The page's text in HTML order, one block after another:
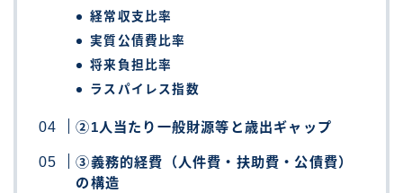
経常収支比率
実質公債費比率
将来負担比率
ラスパイレス指数
②1人当たり一般財源等と歳出ギャップ
③義務的経費（人件費・扶助費・公債費）
の構造